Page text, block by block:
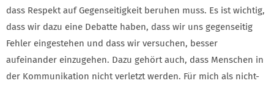
dass Respekt auf Gegenseitigkeit beruhen muss. Es ist wichtig,
dass wir dazu eine Debatte haben, dass wir uns gegenseitig
Fehler eingestehen und dass wir versuchen, besser
aufeinander einzugehen. Dazu gehört auch, dass Menschen in
der Kommunikation nicht verletzt werden. Für mich als nicht-